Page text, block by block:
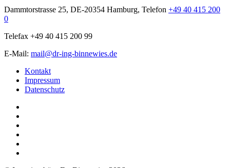
Dammtorstrasse 25, DE-20354 Hamburg, Telefon +49 40 415 200
0
Telefax +49 40 415 200 99
E-Mail: mail@dr-ing-binnewies.de
Kontakt
Impressum
Datenschutz